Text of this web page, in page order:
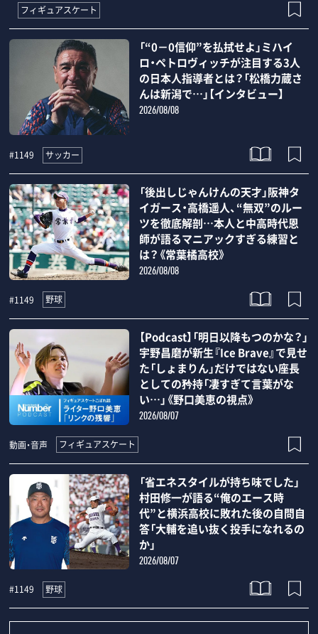
フィギュアスケート
「“0－0信仰”を払拭せよ」ミハイ
ロ・ペトロヴィッチが注目する3人
の日本人指導者とは？「松橋力蔵さ
んは新潟で…」【インタビュー】
2026/08/08
#1149 サッカー
「後出しじゃんけんの天才」阪神タ
イガース・高橋遥人、“無双”のルー
ツを徹底解剖…本人と中高時代恩
師が語るマニアックすぎる練習と
は？《常葉橘高校》
2026/08/08
#1149 野球
【Podcast】「明日以降もつのかな？」
宇野昌磨が新生『Ice Brave』で見せ
た「しょまりん」だけではない座長
としての矜持「凄すぎて言葉がな
い…」《野口美恵の視点》
2026/08/07
動画・音声 フィギュアスケート
「省エネスタイルが持ち味でした」
村田修一が語る“俺のエース時
代”と横浜高校に敗れた後の自問自
答「大輔を追い抜く投手になれるの
か」
2026/08/07
#1149 野球